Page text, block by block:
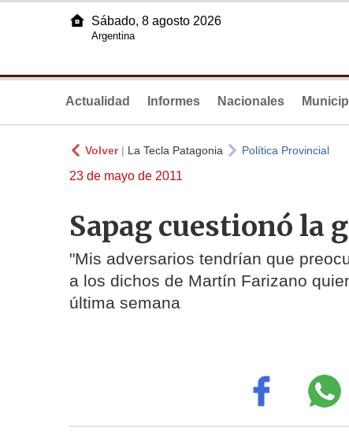
Sábado, 8 agosto 2026
Argentina
Actualidad Informes Nacionales
Volver| La Tecla Patagonia Política Provincial
23 de mayo de 2011
Sapag cuestionó la
"Mis adversarios tendrían que
a los dichos de Martín Farizano
última semana